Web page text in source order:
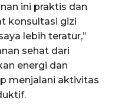
ini praktis dan
konsultasi gizi
lebih teratur,”
sehat dari
energi dan
menjalani aktivitas